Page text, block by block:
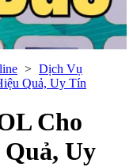
Dịch Vụ
Quả, Uy Tín
Cho
Uy